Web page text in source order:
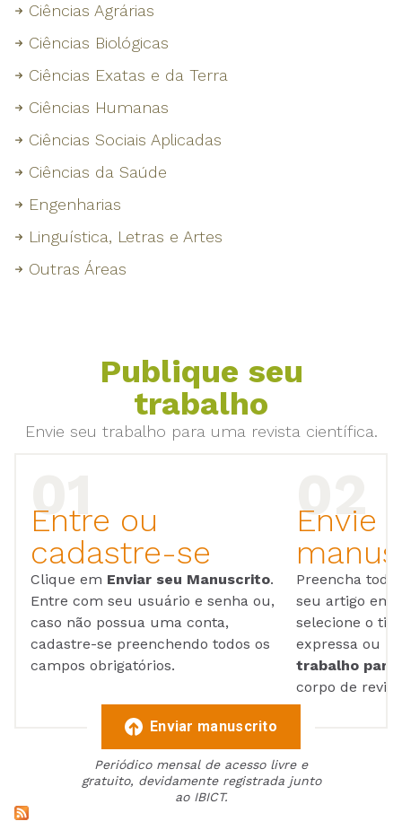
Ciências Agrárias
Ciências Biológicas
Ciências Exatas e da Terra
Ciências Humanas
Ciências Sociais Aplicadas
Ciências da Saúde
Engenharias
Linguística, Letras e Artes
Outras Áreas
Publique seu
trabalho
Envie seu trabalho para uma revista científica.
Entre ou
cadastre-se
Clique em Enviar seu Manuscrito.
Entre com seu usuário e senha ou,
caso não possua uma conta,
cadastre-se preenchendo todos os
campos obrigatórios.
Envie
Preencha
seu artigo em
selecione o
expressa ou
trabalho para
corpo de
Enviar manuscrito
Periódico mensal de acesso livre e
gratuito, devidamente registrada junto
ao IBICT.